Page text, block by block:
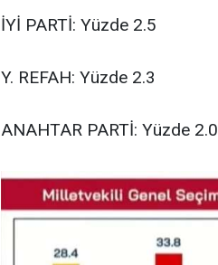
İYİ PARTİ: Yüzde 2.5
Y. REFAH: Yüzde 2.3
ANAHTAR PARTİ: Yüzde 2.0